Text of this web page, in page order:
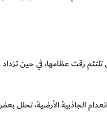
رقت عظامها، في حين
الجاذبية الأرضية، تحلل